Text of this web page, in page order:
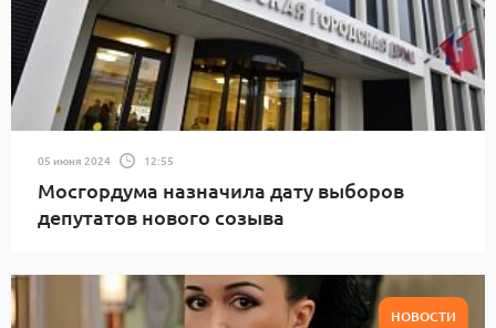
05 июня 2024 12:55
Мосгордума назначила дату выборов
депутатов нового созыва
НОВОСТИ